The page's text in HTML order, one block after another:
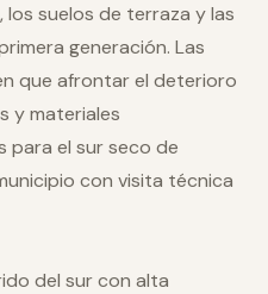
suelos de terraza y las
generación. Las
que afrontar el deterioro
y materiales
para el sur seco de
con visita técnica
del sur con alta